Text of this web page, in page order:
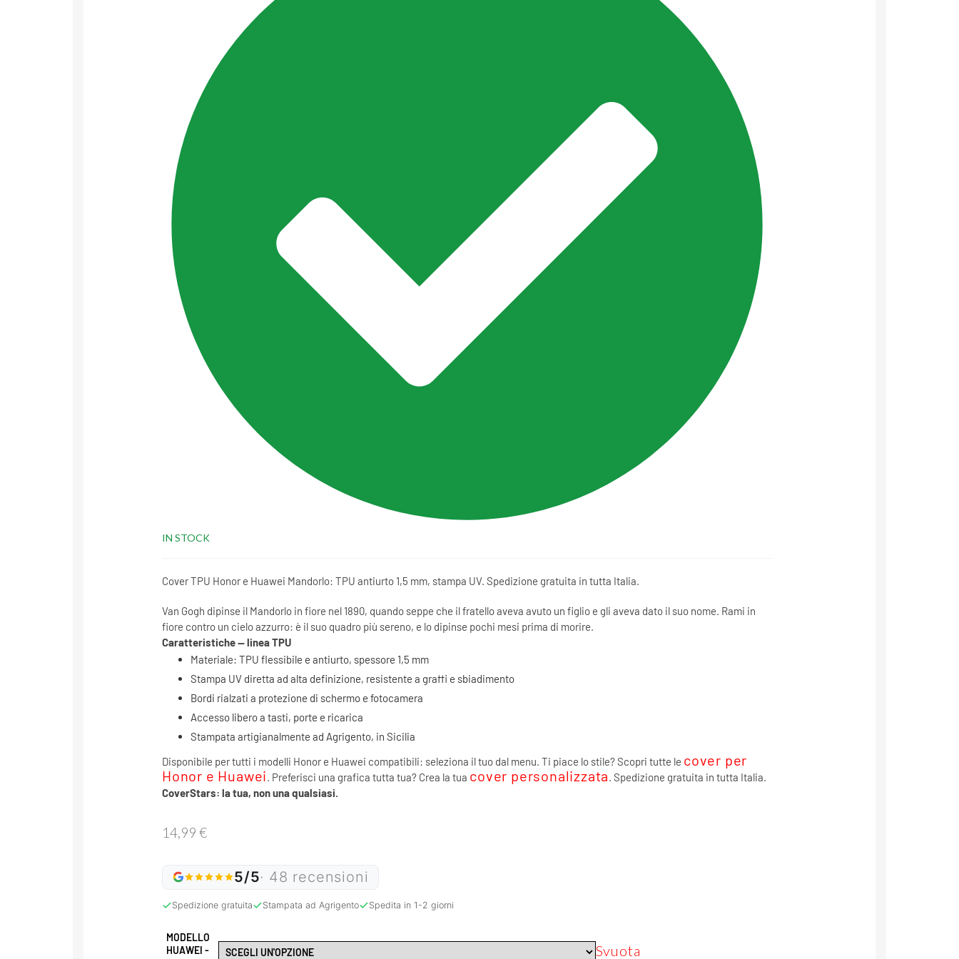
IN STOCK
Cover TPU Honor e Huawei Mandorlo: TPU antiurto 1,5 mm, stampa UV. Spedizione gratuita in tutta Italia.
Van Gogh dipinse il Mandorlo in fiore nel 1890, quando seppe che il fratello aveva avuto un figlio e gli aveva dato il suo nome. Rami in
fiore contro un cielo azzurro: è il suo quadro più sereno, e lo dipinse pochi mesi prima di morire.
Caratteristiche — linea TPU
Materiale: TPU flessibile e antiurto, spessore 1,5 mm
Stampa UV diretta ad alta definizione, resistente a graffi e sbiadimento
Bordi rialzati a protezione di schermo e fotocamera
Accesso libero a tasti, porte e ricarica
Stampata artigianalmente ad Agrigento, in Sicilia
Disponibile per tutti i modelli Honor e Huawei compatibili: seleziona il tuo dal menu. Ti piace lo stile? Scopri tutte le cover per
Honor e Huawei. Preferisci una grafica tutta tua? Crea la tua cover personalizzata. Spedizione gratuita in tutta Italia.
CoverStars: la tua, non una qualsiasi.
14,99 €
5/5· 48 recensioni
Spedizione gratuita Stampata ad Agrigento Spedita in 1-2 giorni
MODELLO
HUAWEI -
Svuota